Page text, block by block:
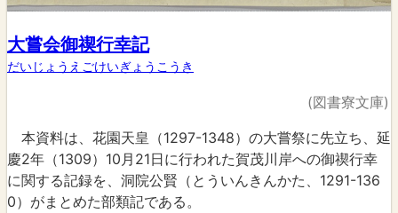
大嘗会御禊行幸記
だいじょうえごけいぎょうこうき
(図書寮文庫)
本資料は、花園天皇（1297-1348）の大嘗祭に先立ち、延
慶2年（1309）10月21日に行われた賀茂川岸への御禊行幸
に関する記録を、洞院公賢（とういんきんかた、1291-136
0）がまとめた部類記である。